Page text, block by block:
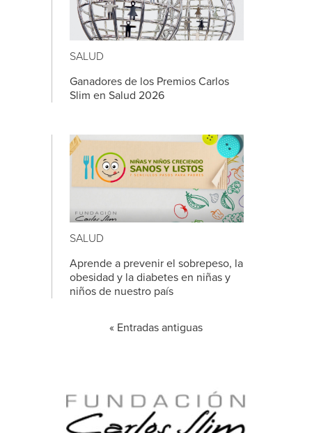
SALUD
Ganadores de los Premios Carlos
Slim en Salud 2026
SALUD
Aprende a prevenir el sobrepeso, la
obesidad y la diabetes en niñas y
niños de nuestro país
« Entradas antiguas